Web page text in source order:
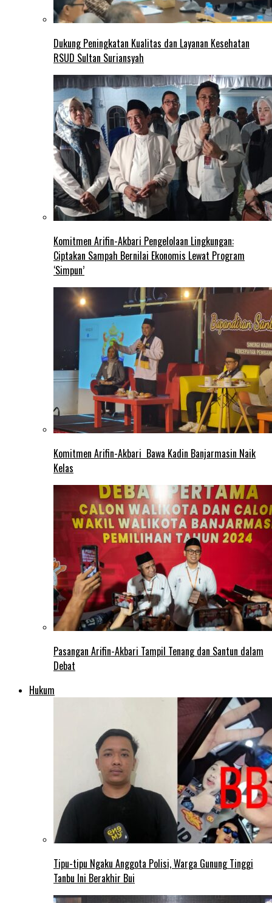
Dukung Peningkatan Kualitas dan Layanan Kesehatan
RSUD Sultan Suriansyah
Komitmen Arifin-Akbari Pengelolaan Lingkungan:
Ciptakan Sampah Bernilai Ekonomis Lewat Program
‘Simpun’
Komitmen Arifin-Akbari Bawa Kadin Banjarmasin Naik
Kelas
Pasangan Arifin-Akbari Tampil Tenang dan Santun dalam
Debat
Hukum
Tipu-tipu Ngaku Anggota Polisi, Warga Gunung Tinggi
Tanbu Ini Berakhir Bui